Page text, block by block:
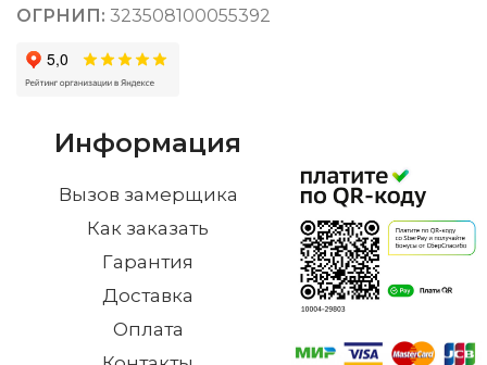
ОГРНИП: 323508100055392
Информация
Вызов замерщика
Как заказать
Гарантия
Доставка
Оплата